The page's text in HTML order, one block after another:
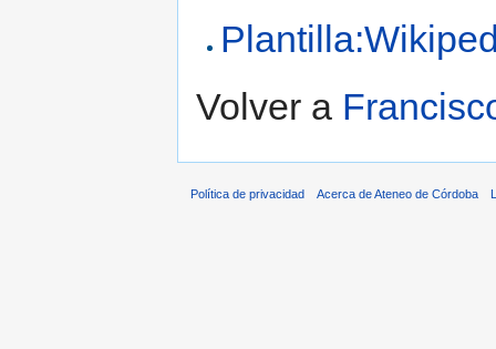
Volver a
Política de privacidad Acerca de Ateneo de Córdoba